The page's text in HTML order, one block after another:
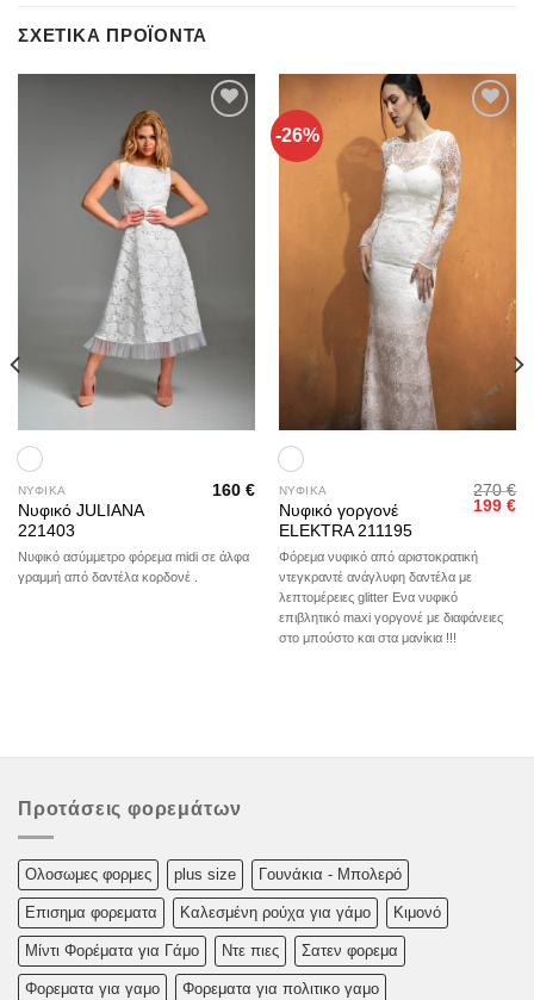
ΣΧΕΤΙΚΆ ΠΡΟΪΌΝΤΑ
ΝΥΦΙΚΑ
Νυφικό JULIANA
221403
160€
Νυφικό ασύμμετρο φόρεμα midi σε άλφα
γραμμή από δαντέλα κορδονέ .
-26%
wishlist
ΝΥΦΙΚΑ
Νυφικό γοργονέ
ELEKTRA 211195
270€
Original
270 €.
199€Η
Φόρεμα νυφικό από αριστοκρατική
ντεγκραντέ ανάγλυφη δαντέλα με
λεπτομέρειες glitter Eνα νυφικό
επιβλητικό maxi γοργονέ με διαφάνειες
στο μπούστο και στα μανίκια !!!
Προτάσεις φορεμάτων
Oλoσωμες φoρμες plus size Γουνάκια - Μπολερό
Επισημα φορεματα Καλεσμένη ρούχα για γάμο Κιμονό
Μίντι Φορέματα για Γάμο Ντε πιες Σατεν φορεμα
Φορεματα για γαμο Φορεματα για πολιτικο γαμο